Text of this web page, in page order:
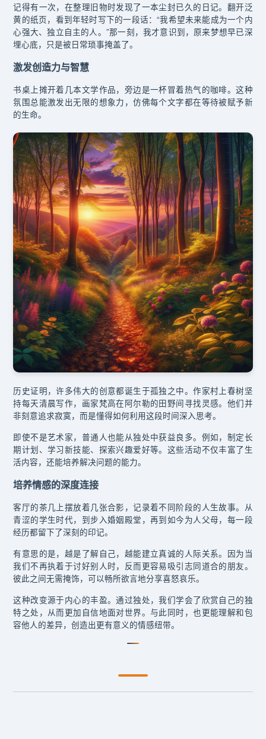
记得有一次，在整理旧物时发现了一本尘封已久的日记。翻开泛
黄的纸页，看到年轻时写下的一段话：“我希望未来能成为一个内
心强大、独立自主的人。”那一刻，我才意识到，原来梦想早已深
埋心底，只是被日常琐事掩盖了。
激发创造力与智慧
书桌上摊开着几本文学作品，旁边是一杯冒着热气的咖啡。这种
氛围总能激发出无限的想象力，仿佛每个文字都在等待被赋予新
的生命。
历史证明，许多伟大的创意都诞生于孤独之中。作家村上春树坚
持每天清晨写作，画家梵高在阿尔勒的田野间寻找灵感。他们并
非刻意追求寂寞，而是懂得如何利用这段时间深入思考。
即使不是艺术家，普通人也能从独处中获益良多。例如，制定长
期计划、学习新技能、探索兴趣爱好等。这些活动不仅丰富了生
活内容，还能培养解决问题的能力。
培养情感的深度连接
客厅的茶几上摆放着几张合影，记录着不同阶段的人生故事。从
青涩的学生时代，到步入婚姻殿堂，再到如今为人父母，每一段
经历都留下了深刻的印记。
有意思的是，越是了解自己，越能建立真诚的人际关系。因为当
我们不再执着于讨好别人时，反而更容易吸引志同道合的朋友。
彼此之间无需掩饰，可以畅所欲言地分享喜怒哀乐。
这种改变源于内心的丰盈。通过独处，我们学会了欣赏自己的独
特之处，从而更加自信地面对世界。与此同时，也更能理解和包
容他人的差异，创造出更有意义的情感纽带。